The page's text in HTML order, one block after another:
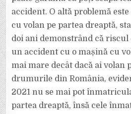
accident. O altă problemă
cu volan pe partea dreaptă,
doi ani demonstrând că
un accident cu o mașină cu
mai mare decât dacă ai volan
drumurile din România,
2021 nu se mai pot
partea dreaptă, însă cele